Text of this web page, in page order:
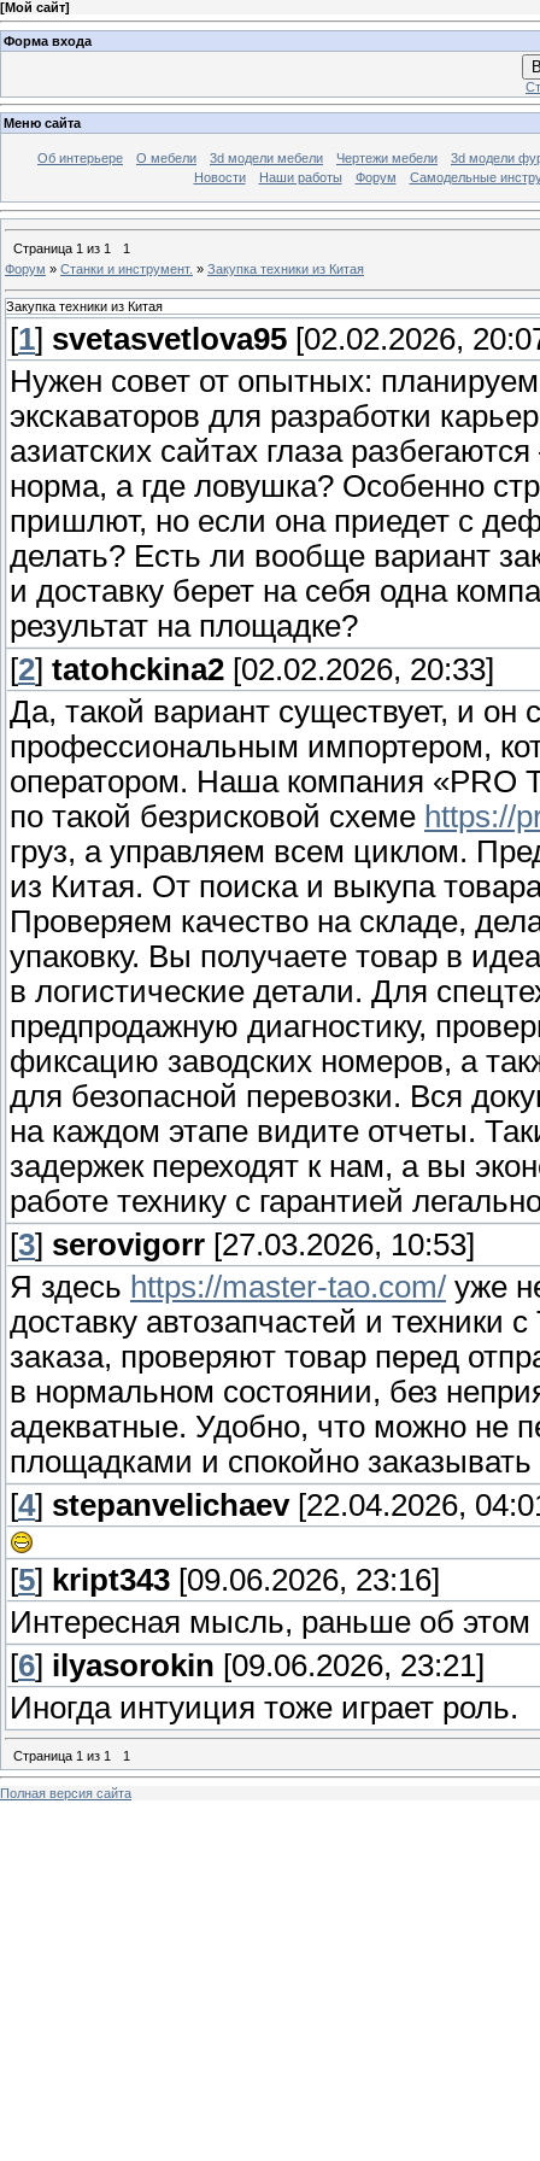
[Мой сайт]
Форма входа
Меню сайта
Об интерьере О мебели 3d модели мебели Чертежи мебели
3d модели
Новости
Наши работы Форум Самодельные
Страница 1 из 1
1
Форум » Станки и инструмент. » Закупка техники из Китая
Закупка техники из Китая
[1] svetasvetlova95 [02.02.2026,
Нужен совет от опытных:
экскаваторов для разработки
азиатских сайтах глаза
норма, а где ловушка? Особенно
пришлют, но если она приедет с
делать? Есть ли вообще вариант
и доставку берет на себя одна
результат на площадке?
[2] tatohckina2 [02.02.2026, 20:33]
Да, такой вариант существует, и он
профессиональным импортером,
оператором. Наша компания «PRO
по такой безрисковой схеме https://
груз, а управляем всем циклом.
из Китая. От поиска и выкупа
Проверяем качество на складе,
упаковку. Вы получаете товар в
в логистические детали. Для
предпродажную диагностику,
фиксацию заводских номеров, а
для безопасной перевозки. Вся
на каждом этапе видите отчеты.
задержек переходят к нам, а вы
работе технику с гарантией
[3] serovigorr [27.03.2026, 10:53]
Я здесь https://master-tao.com/ уже
доставку автозапчастей и
заказа, проверяют товар перед
в нормальном состоянии, без
адекватные. Удобно, что можно не
площадками и спокойно
[4] stepanvelichaev[22.04.2026,
[5] kript343 [09.06.2026, 23:16]
Интересная мысль, раньше об
[6] ilyasorokin [09.06.2026, 23:21]
Иногда интуиция тоже играет роль.
Страница 1 из 1 1
Полная версия сайта